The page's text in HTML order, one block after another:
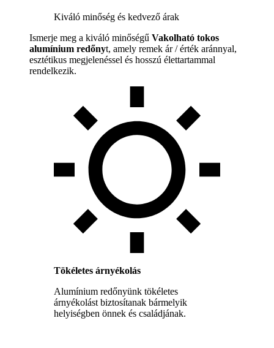
Kiváló minőség és kedvező árak
Ismerje meg a kiváló minőségű Vakolható tokos
alumínium redőnyt, amely remek ár / érték aránnyal,
esztétikus megjelenéssel és hosszú élettartammal
rendelkezik.
Tökéletes árnyékolás
Alumínium redőnyünk tökéletes
árnyékolást biztosítanak bármelyik
helyiségben önnek és családjának.